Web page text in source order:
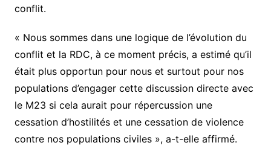
conflit.
« Nous sommes dans une logique de l’évolution du
conflit et la RDC, à ce moment précis, a estimé qu’il
était plus opportun pour nous et surtout pour nos
populations d’engager cette discussion directe avec
le M23 si cela aurait pour répercussion une
cessation d’hostilités et une cessation de violence
contre nos populations civiles », a-t-elle affirmé.